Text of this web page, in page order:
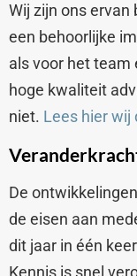
Wij zijn ons
een behoorlijke
als voor het team
hoge kwaliteit
niet. Lees hier wij
De
de eisen aan
dit jaar in één
Kennis is snel